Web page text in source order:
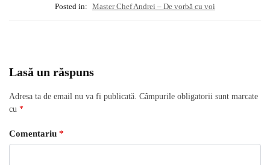
Posted in: Master Chef Andrei – De vorbă cu voi
Lasă un răspuns
Adresa ta de email nu va fi publicată. Câmpurile obligatorii sunt marcate
cu *
Comentariu *